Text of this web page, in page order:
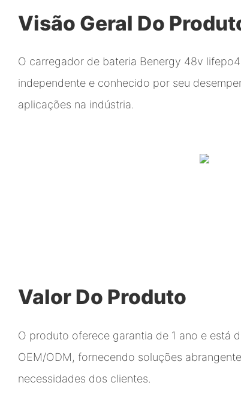
Visão Geral Do
O carregador de bateria Benergy 48v
independente e conhecido por seu
aplicações na indústria.
Valor Do Produto
O produto oferece garantia de 1 ano e está
OEM/ODM, fornecendo soluções
necessidades dos clientes.